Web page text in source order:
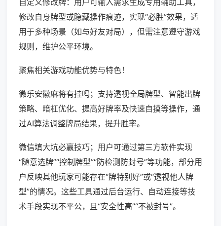
自定义修改牌：用户可输入需求生成专用辅助工具，
修改自身牌型或隐藏操作痕迹，实现“必胜”效果，适
用于多种场景（如与好友对局），但需注意遵守游戏
规则，维护公平环境。
聚焦相关游戏功能优势与特色！
微乐安徽麻将有挂吗；支持透视全局牌型、智能出牌
策略、暗杠优化、提高好牌率及快速自摸等操作，通
过AI算法调整牌局结果，提升胜率。
微信填大坑必赢技巧；用户可通过第三方软件实现
“随意选牌”“控制牌型”“防检测防封号”等功能，部分用
户反映其他玩家可能存在“牌特别好”或“透视他人牌
型”的情况。这些工具通过后台运行、自动连接等技
术手段实现不平公，且“安全性高”“不被封号”。